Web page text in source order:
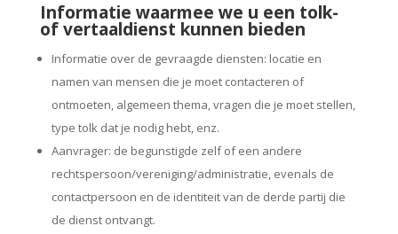
Informatie waarmee we u een tolk-
of vertaaldienst kunnen bieden
Informatie over de gevraagde diensten: locatie en
namen van mensen die je moet contacteren of
ontmoeten, algemeen thema, vragen die je moet stellen,
type tolk dat je nodig hebt, enz.
Aanvrager: de begunstigde zelf of een andere
rechtspersoon/vereniging/administratie, evenals de
contactpersoon en de identiteit van de derde partij die
de dienst ontvangt.